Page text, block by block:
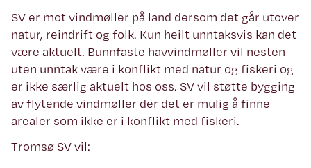
SV er mot vindmøller på land dersom det går utover
natur, reindrift og folk. Kun heilt unntaksvis kan det
være aktuelt. Bunnfaste havvindmøller vil nesten
uten unntak være i konflikt med natur og fiskeri og
er ikke særlig aktuelt hos oss. SV vil støtte bygging
av flytende vindmøller der det er mulig å finne
arealer som ikke er i konflikt med fiskeri.
Tromsø SV vil: